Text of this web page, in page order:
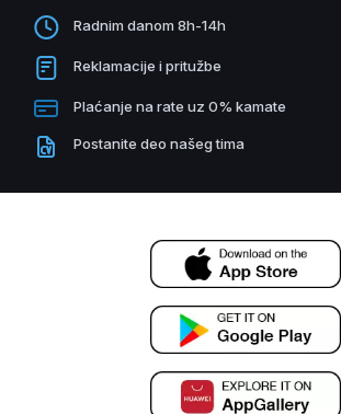
Radnim danom 8h-14h
Reklamacije i pritužbe
Plaćanje na rate uz 0% kamate
Postanite deo našeg tima